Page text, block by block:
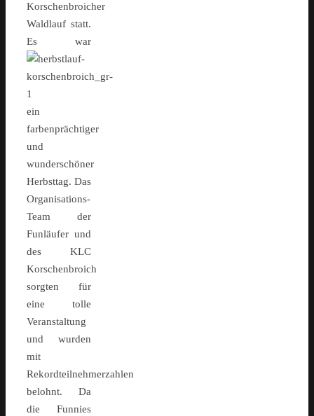
Korschenbroicher
Waldlauf statt.
Es war
ein
farbenprächtiger
und
wunderschöner
Herbsttag. Das
Organisations-
Team der
Funläufer und
des KLC
Korschenbroich
sorgten für
eine tolle
Veranstaltung
und wurden
mit
Rekordteilnehmerzahlen
belohnt. Da
die Funnies